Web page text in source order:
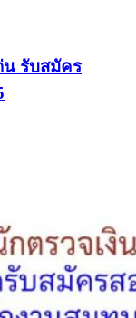
รับสมัคร